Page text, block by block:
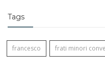
Tags
francesco frati minori